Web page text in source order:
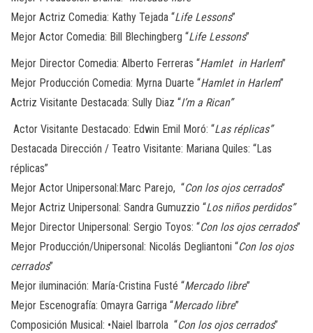
Mejor Actriz Comedia: Kathy Tejada “Life Lessons”
Mejor Actor Comedia: Bill Blechingberg “Life Lessons”
Mejor Director Comedia: Alberto Ferreras “Hamlet in Harlem”
Mejor Producción Comedia: Myrna Duarte “Hamlet in Harlem”
Actriz Visitante Destacada: Sully Diaz “I’m a Rican”
Actor Visitante Destacado: Edwin Emil Moró: “Las réplicas”
Destacada Dirección / Teatro Visitante: Mariana Quiles: “Las
réplicas”
Mejor Actor Unipersonal: Marc Parejo, “Con los ojos cerrados”
Mejor Actriz Unipersonal: Sandra Gumuzzio “Los niños perdidos”
Mejor Director Unipersonal: Sergio Toyos: “Con los ojos cerrados”
Mejor Producción/Unipersonal: Nicolás Degliantoni “Con los ojos
cerrados”
Mejor iluminación: María-Cristina Fusté “Mercado libre”
Mejor Escenografía: Omayra Garriga “Mercado libre”
Composición Musical: • Naiel Ibarrola “Con los ojos cerrados”